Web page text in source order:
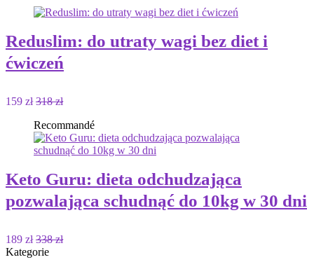
Reduslim: do utraty wagi bez diet i
ćwiczeń
159 zł 318 zł
Recommandé
Keto Guru: dieta odchudzająca
pozwalająca schudnąć do 10kg w 30 dni
189 zł 338 zł
Kategorie